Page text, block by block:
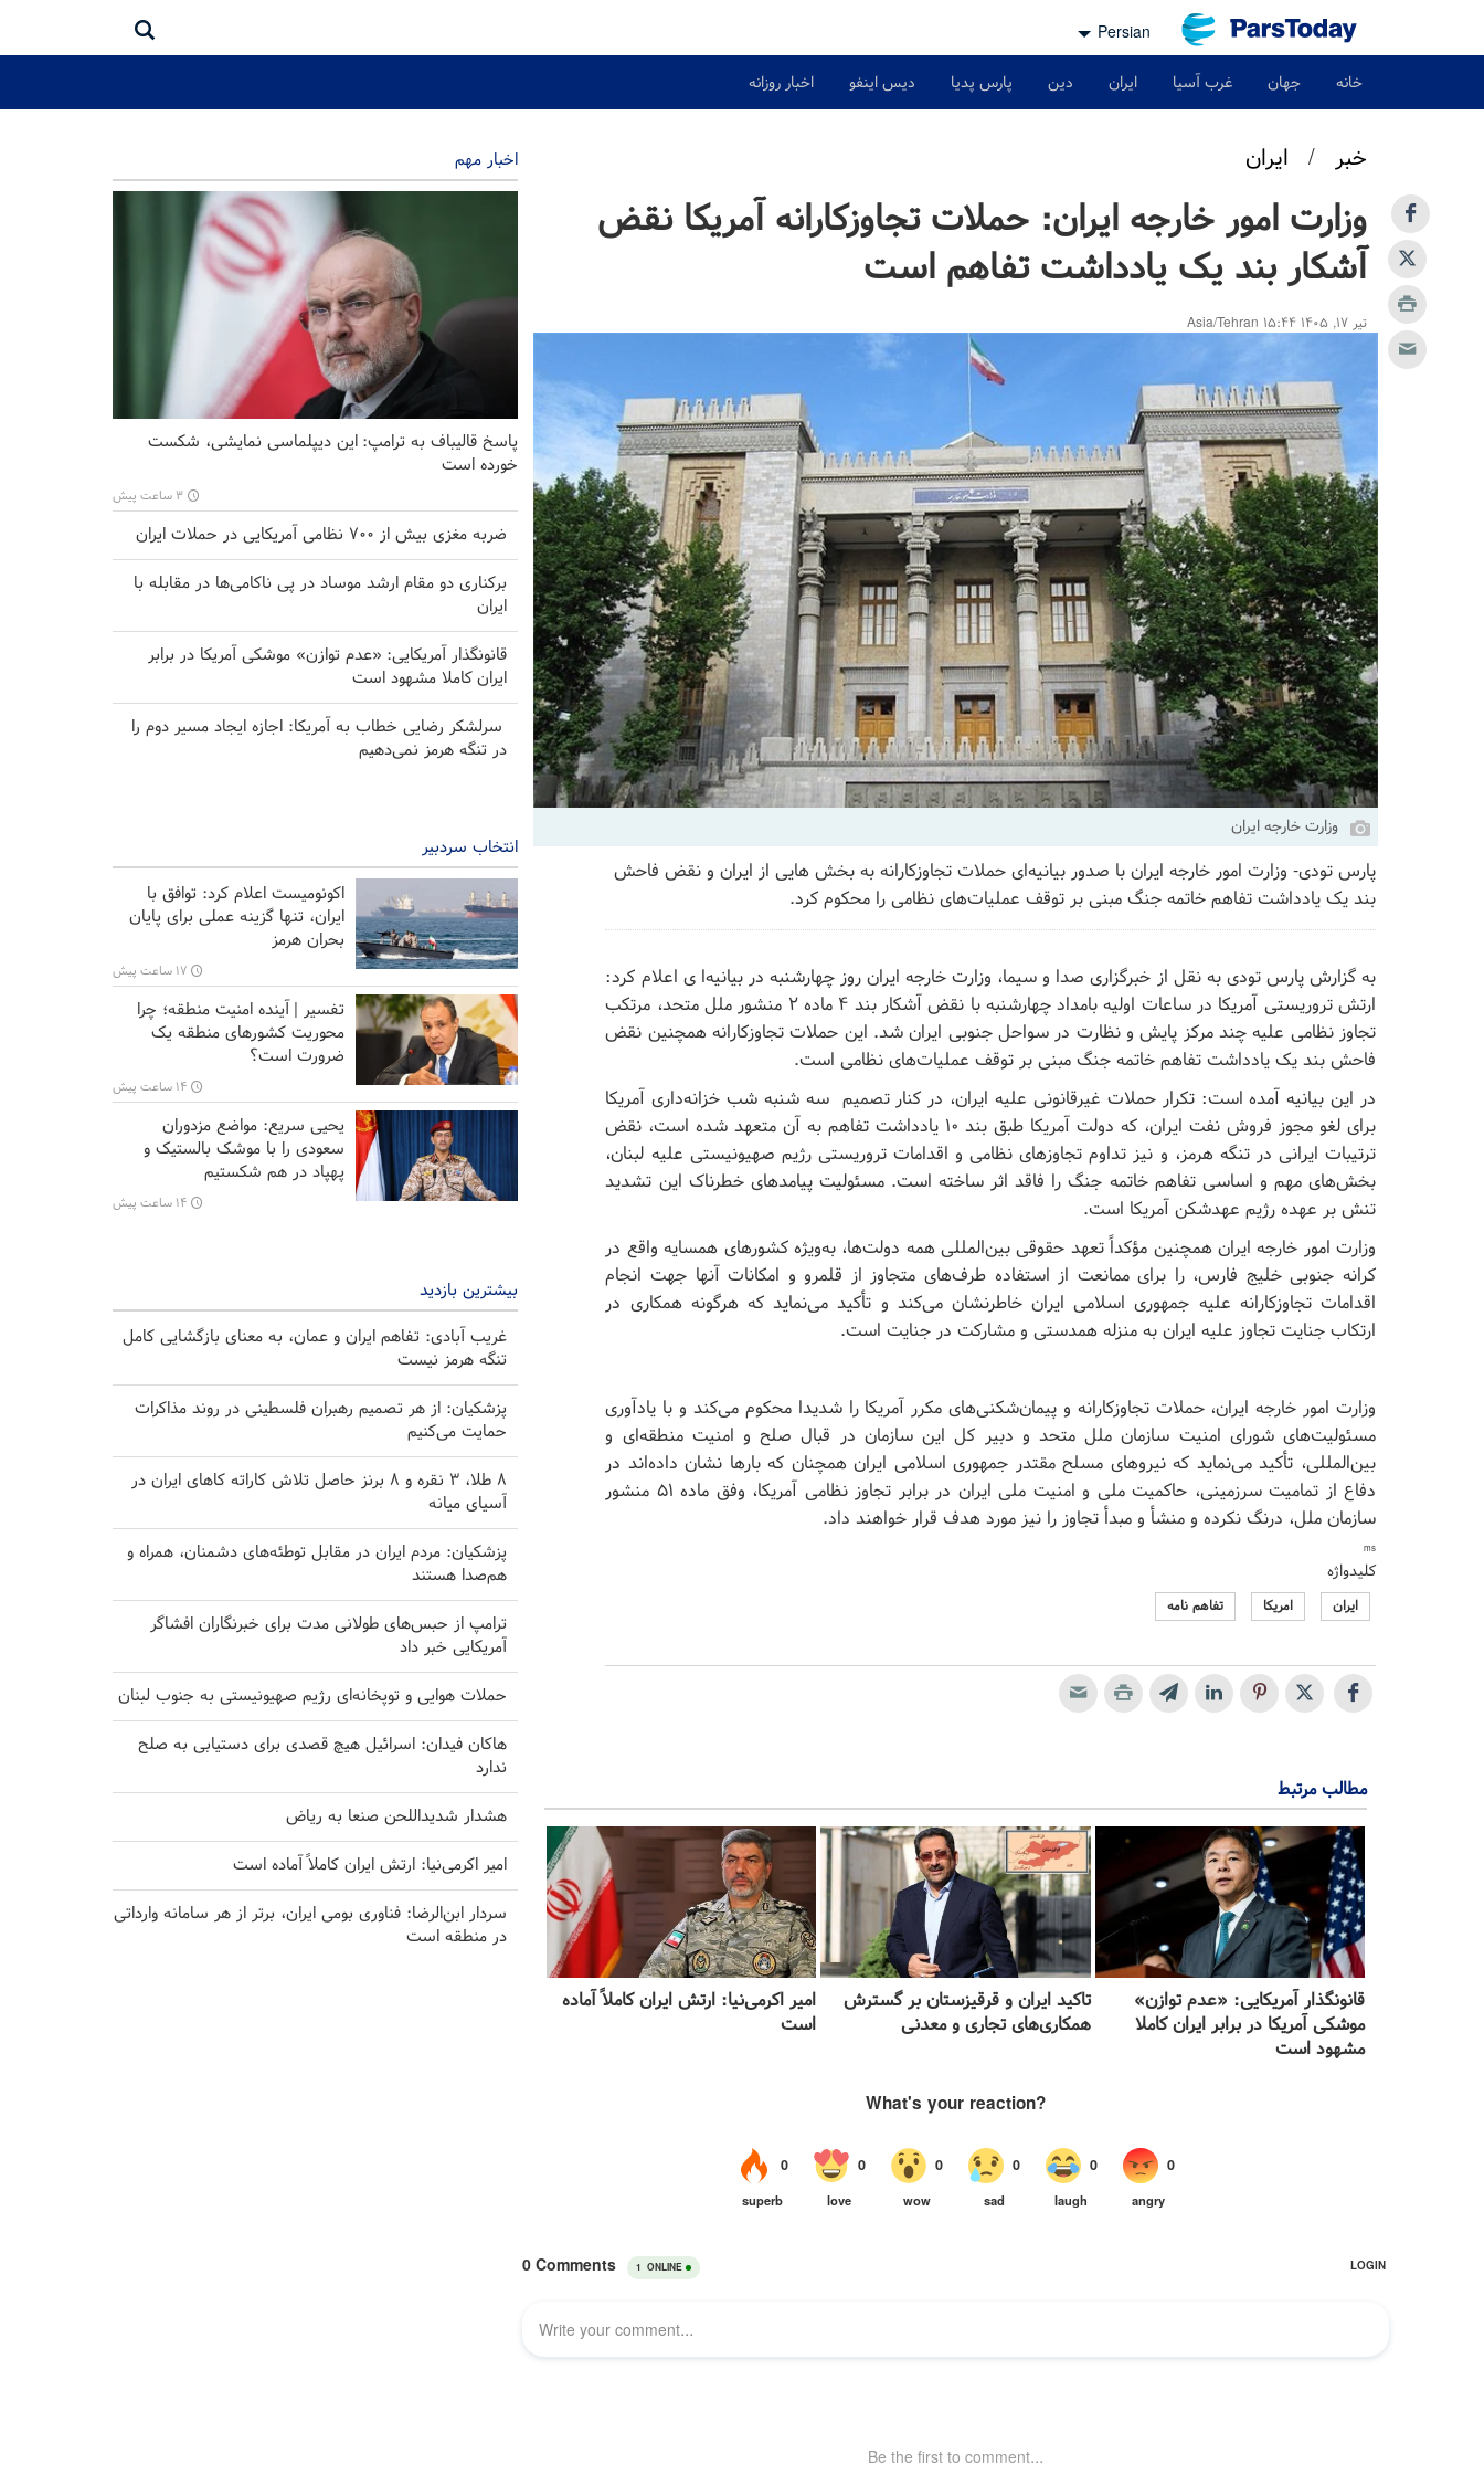
Persian
خانه جهان غرب آسیا ایران دین پارس پدیا دیس اینفو اخبار روزانه
خبر / ایران
وزارت امور خارجه ایران: حملات تجاوزکارانه آمریکا نقض
آشکار بند یک یادداشت تفاهم است
تیر ۱۷, ۱۴۰۵ ۱۵:۴۴ Asia/Tehran
وزارت خارجه ایران
پارس تودی- وزارت امور خارجه ایران با صدور بیانیه‌ای حملات تجاوزکارانه به بخش هایی از ایران و نقض فاحش
بند یک یادداشت تفاهم خاتمه جنگ مبنی بر توقف عملیات‌های نظامی را محکوم کرد.
به گزارش پارس تودی به نقل از خبرگزاری صدا و سیما، وزارت خارجه ایران روز چهارشنبه در بیانیه‌ا ی اعلام کرد:
ارتش تروریستی آمریکا در ساعات اولیه بامداد چهارشنبه با نقض آشکار بند ۴ ماده ۲ منشور ملل متحد، مرتکب
تجاوز نظامی علیه چند مرکز پایش و نظارت در سواحل جنوبی ایران شد. این حملات تجاوزکارانه همچنین نقض
فاحش بند یک یادداشت تفاهم خاتمه جنگ مبنی بر توقف عملیات‌های نظامی است.
در این بیانیه آمده است: تکرار حملات غیرقانونی علیه ایران، در کنار تصمیم سه شنبه شب خزانه‌داری آمریکا
برای لغو مجوز فروش نفت ایران، که دولت آمریکا طبق بند ۱۰ یادداشت تفاهم به آن متعهد شده است، نقض
ترتیبات ایرانی در تنگه هرمز، و نیز تداوم تجاوز‌های نظامی و اقدامات تروریستی رژیم صهیونیستی علیه لبنان،
بخش‌های مهم و اساسی تفاهم خاتمه جنگ را فاقد اثر ساخته است. مسئولیت پیامد‌های خطرناک این تشدید
تنش بر عهده رژیم عهدشکن آمریکا است.
وزارت امور خارجه ایران همچنین مؤکداً تعهد حقوقی بین‌المللی همه دولت‌ها، به‌ویژه کشور‌های همسایه واقع در
کرانه جنوبی خلیج فارس، را برای ممانعت از استفاده طرف‌های متجاوز از قلمرو و امکانات آنها جهت انجام
اقدامات تجاوزکارانه علیه جمهوری اسلامی ایران خاطرنشان می‌کند و تأکید می‌نماید که هرگونه همکاری در
ارتکاب جنایت تجاوز علیه ایران به منزله همدستی و مشارکت در جنایت است.
وزارت امور خارجه ایران، حملات تجاوزکارانه و پیمان‌شکنی‌های مکرر آمریکا را شدیدا محکوم می‌کند و با یادآوری
مسئولیت‌های شورای امنیت سازمان ملل متحد و دبیر کل این سازمان در قبال صلح و امنیت منطقه‌ای و
بین‌المللی، تأکید می‌نماید که نیرو‌های مسلح مقتدر جمهوری اسلامی ایران همچنان که بار‌ها نشان داده‌اند در
دفاع از تمامیت سرزمینی، حاکمیت ملی و امنیت ملی ایران در برابر تجاوز نظامی آمریکا، وفق ماده ۵۱ منشور
سازمان ملل، درنگ نکرده و منشأ و مبدأ تجاوز را نیز مورد هدف قرار خواهند داد.
ms
کلیدواژه
ایران امریکا تفاهم نامه
مطالب مرتبط
قانونگذار آمریکایی: «عدم توازن»
موشکی آمریکا در برابر ایران کاملا
مشهود است
تاکید ایران و قرقیزستان بر گسترش
همکاری‌های تجاری و معدنی
امیر اکرمی‌نیا: ارتش ایران کاملاً آماده
است
اخبار مهم
پاسخ قالیباف به ترامپ: این دیپلماسی نمایشی، شکست
خورده است
۳ ساعت پیش
ضربه مغزی بیش از ۷۰۰ نظامی آمریکایی در حملات ایران
برکناری دو مقام ارشد موساد در پی ناکامی‌ها در مقابله با
ایران
قانونگذار آمریکایی: «عدم توازن» موشکی آمریکا در برابر
ایران کاملا مشهود است
سرلشکر رضایی خطاب به آمریکا: اجازه ایجاد مسیر دوم را
در تنگه هرمز نمی‌دهیم
انتخاب سردبیر
اکونومیست اعلام کرد: توافق با
ایران، تنها گزینه عملی برای پایان
بحران هرمز
۱۷ ساعت پیش
تفسیر | آینده امنیت منطقه؛ چرا
محوریت کشورهای منطقه یک
ضرورت است؟
۱۴ ساعت پیش
یحیی سریع: مواضع مزدوران
سعودی را با موشک بالستیک و
پهپاد در هم شکستیم
۱۴ ساعت پیش
بیشترین بازدید
غریب آبادی: تفاهم ایران و عمان، به معنای بازگشایی کامل
تنگه هرمز نیست
پزشکیان: از هر تصمیم رهبران فلسطینی در روند مذاکرات
حمایت می‌کنیم
۸ طلا، ۳ نقره و ۸ برنز حاصل تلاش کاراته کا‌های ایران در
آسیای میانه
پزشکیان: مردم ایران در مقابل توطئه‌های دشمنان، همراه و
هم‌صدا هستند
ترامپ از حبس‌های طولانی مدت برای خبرنگاران افشاگر
آمریکایی خبر داد
حملات هوایی و توپخانه‌ای رژیم صهیونیستی به جنوب لبنان
هاکان فیدان: اسرائیل هیچ قصدی برای دستیابی به صلح
ندارد
هشدار شدیداللحن صنعا به ریاض
امیر اکرمی‌نیا: ارتش ایران کاملاً آماده است
سردار ابن‌الرضا: فناوری بومی ایران، برتر از هر سامانه وارداتی
در منطقه است